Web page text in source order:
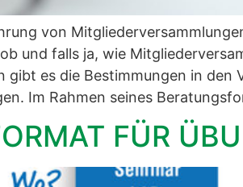
von
und falls ja, wie
es die Bestimmungen in den
Im Rahmen seines
FÜR